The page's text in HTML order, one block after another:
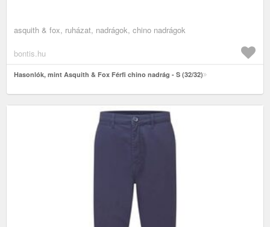
asquith & fox, ruházat, nadrágok, chino nadrágok
bontis.hu
Hasonlók, mint Asquith & Fox Férfi chino nadrág - S (32/32)